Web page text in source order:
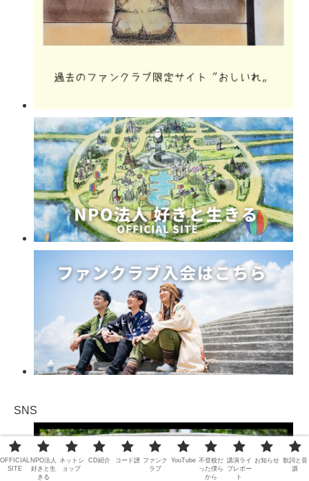
SNS
OFFICIAL
SITE
NPO法人
好きと生
きる
ネットシ
ョップ
CD紹介 コード譜 ファンク
ラブ
YouTube 不登校だ
った僕ら
から
講演ライ
ブレポー
ト
お知らせ 歌詞と音
源